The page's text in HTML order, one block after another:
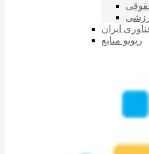
ایران
ریویو منابع